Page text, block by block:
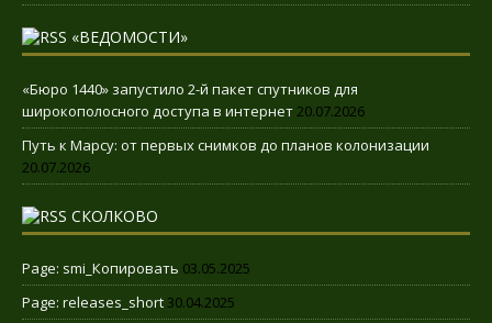
«ВЕДОМОСТИ»
«Бюро 1440» запустило 2-й пакет спутников для
широкополосного доступа в интернет20.07.2026
Путь к Марсу: от первых снимков до планов колонизации
20.07.2026
СКОЛКОВО
Page: smi_Копировать 03.05.2025
Page: releases_short 30.04.2025